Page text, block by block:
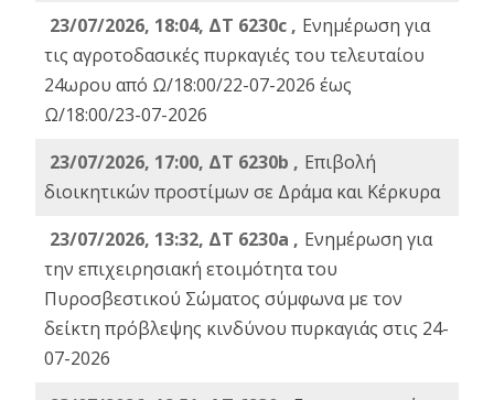
23/07/2026, 18:04, ΔΤ 6230c , Ενημέρωση για
τις αγροτοδασικές πυρκαγιές του τελευταίου
24ωρου από Ω/18:00/22-07-2026 έως
Ω/18:00/23-07-2026
23/07/2026, 17:00, ΔΤ 6230b , Επιβολή
διοικητικών προστίμων σε Δράμα και Κέρκυρα
23/07/2026, 13:32, ΔΤ 6230a , Ενημέρωση για
την επιχειρησιακή ετοιμότητα του
Πυροσβεστικού Σώματος σύμφωνα με τον
δείκτη πρόβλεψης κινδύνου πυρκαγιάς στις 24-
07-2026